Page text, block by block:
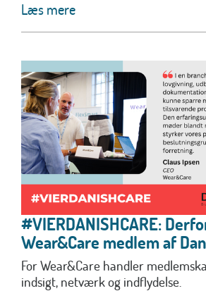
Læs mere
#VIERDANISHCARE:
Wear&Care medlem af
For Wear&Care handler
indsigt, netværk og indflydelse.